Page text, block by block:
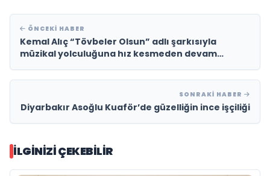
ÖNCEKI HABER
Kemal Alıç “Tövbeler Olsun” adlı şarkısıyla
müzikal yolculuğuna hız kesmeden devam
SONRAKI HABER
Diyarbakır Asoğlu Kuaför’de güzelliğin ince işçiliği
İLGINIZI ÇEKEBILIR